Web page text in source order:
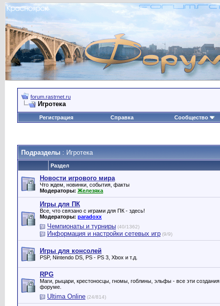
forum.rastrnet.ru
Игротека
Регистрация Справка Сообщество
Подразделы : Игротека
Раздел
Новости игрового мира
Что ждем, новинки, события, факты
Модераторы: Железяка
Игры для ПК
Все, что связано с играми для ПК - здесь!
Модераторы: paradoxx
Чемпионаты и турниры (40/1362)
Информация и настройки сетевых игр (9/9)
Игры для консолей
PSP, Nintendo DS, PS - PS 3, Xbox и т.д.
RPG
Маги, рыцари, крестоносцы, гномы, гоблины, эльфы - все эти
форуме.
Ultima Online (24/814)